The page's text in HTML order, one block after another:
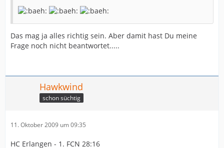
Das mag ja alles richtig sein. Aber damit hast Du meine
Frage noch nicht beantwortet.....
Hawkwind
schon süchtig
11. Oktober 2009 um 09:35
HC Erlangen - 1. FCN 28:16